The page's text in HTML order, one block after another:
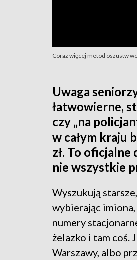
Coraz więcej metod oszustw
Uwaga
łatwowierne,
czy „na
w całym kraju
zł. To
nie wszystkie
Wyszukują
wybierając imiona,
numery
żelazko i tam coś.
Warszawy, albo